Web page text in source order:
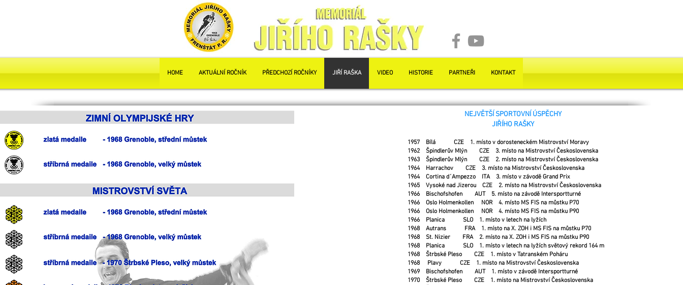
HOME AKTUÁLNÍ ROČNÍK PŘEDCHOZÍ ROČNÍKY JIŘÍ RAŠKA VIDEO HISTORIE PARTNEŘI KONTAKT
NEJVĚTŠÍ SPORTOVNÍ ÚSPĚCHY
JIŘÍHO RAŠKY
1957 Bílá CZE 1. místo v dorosteneckém Mistrovství Moravy
1962 Špindlerův Mlýn CZE 3. místo na Mistrovství Československa
1963 Špindlerův Mlýn CZE 2. místo na Mistrovství Československa
1964 Harrachov CZE 3. místo na Mistrovství Československa
1964 Cortina d´Ampezzo ITA 3. místo v závodě Grand Prix
1965 Vysoké nad Jizerou CZE 2. místo na Mistrovství Československa
1966 Bischofshofen AUT 5. místo na závodě Intersportturné
1966 Oslo Holmenkollen NOR 4. místo MS FIS na můstku P70
1966 Oslo Holmenkollen NOR 4. místo MS FIS na můstku P90
1966 Planica SLO 1. místo v letech na lyžích
1968 Autrans FRA 1. místo na X. ZOH i MS FIS na můstku P70
1968 St. Nizier FRA 2. místo na X. ZOH i MS FIS na můstku P90
1968 Planica SLO 1. místo v letech na lyžích světový rekord 164 m
1968 Štrbské Pleso CZE 1. místo v Tatranském Poháru
1968 Plavy CZE 1. místo na Mistrovství Československa
1969 Bischofshofen AUT 1. místo v závodě Intersportturné
1970 Štrbské Pleso CZE 1. místo na Mistrovství Československa